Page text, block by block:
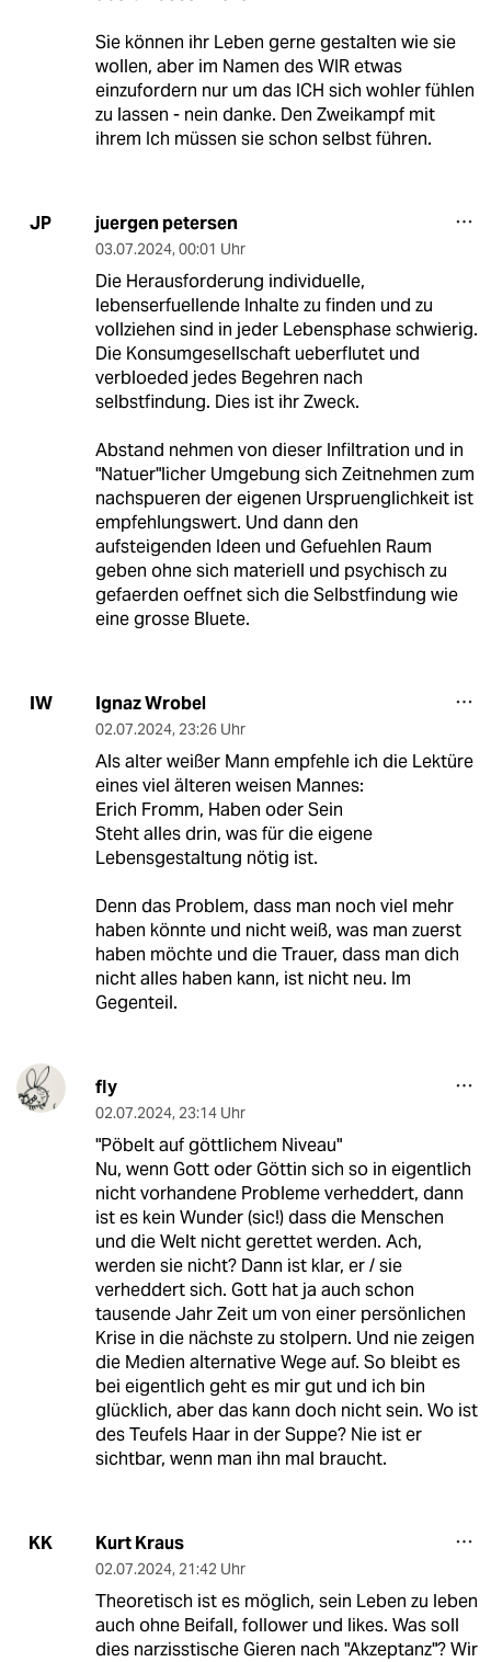
Sie können ihr Leben gerne gestalten wie sie
wollen, aber im Namen des WIR etwas
einzufordern nur um das ICH sich wohler fühlen
zu lassen - nein danke. Den Zweikampf mit
ihrem Ich müssen sie schon selbst führen.
JP juergen petersen
03.07.2024, 00:01 Uhr
Die Herausforderung individuelle,
lebenserfuellende Inhalte zu finden und zu
vollziehen sind in jeder Lebensphase schwierig.
Die Konsumgesellschaft ueberflutet und
verbloeded jedes Begehren nach
selbstfindung. Dies ist ihr Zweck.
Abstand nehmen von dieser Infiltration und in
"Natuer"licher Umgebung sich Zeitnehmen zum
nachspueren der eigenen Urspruenglichkeit ist
empfehlungswert. Und dann den
aufsteigenden Ideen und Gefuehlen Raum
geben ohne sich materiell und psychisch zu
gefaerden oeffnet sich die Selbstfindung wie
eine grosse Bluete.
IW Ignaz Wrobel
02.07.2024, 23:26 Uhr
Als alter weißer Mann empfehle ich die Lektüre
eines viel älteren weisen Mannes:
Erich Fromm, Haben oder Sein
Steht alles drin, was für die eigene
Lebensgestaltung nötig ist.
Denn das Problem, dass man noch viel mehr
haben könnte und nicht weiß, was man zuerst
haben möchte und die Trauer, dass man dich
nicht alles haben kann, ist nicht neu. Im
Gegenteil.
fly
02.07.2024, 23:14 Uhr
"Pöbelt auf göttlichem Niveau"
Nu, wenn Gott oder Göttin sich so in eigentlich
nicht vorhandene Probleme verheddert, dann
ist es kein Wunder (sic!) dass die Menschen
und die Welt nicht gerettet werden. Ach,
werden sie nicht? Dann ist klar, er / sie
verheddert sich. Gott hat ja auch schon
tausende Jahr Zeit um von einer persönlichen
Krise in die nächste zu stolpern. Und nie zeigen
die Medien alternative Wege auf. So bleibt es
bei eigentlich geht es mir gut und ich bin
glücklich, aber das kann doch nicht sein. Wo ist
des Teufels Haar in der Suppe? Nie ist er
sichtbar, wenn man ihn mal braucht.
KK Kurt Kraus
02.07.2024, 21:42 Uhr
Theoretisch ist es möglich, sein Leben zu leben
auch ohne Beifall, follower und likes. Was soll
dies narzisstische Gieren nach "Akzeptanz"? Wir